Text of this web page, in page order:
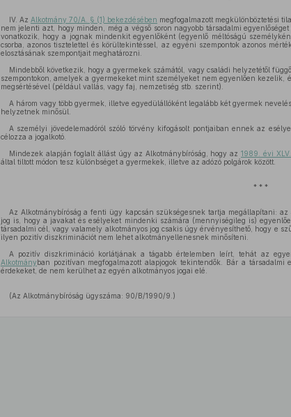
IV. Az Alkotmány 70/A. § (1) bekezdésében megfogalmazott megkülönböztetési
nem jelenti azt, hogy minden, még a végső soron nagyobb társadalmi
vonatkozik, hogy a jognak mindenkit egyenlőként (egyenlő méltóságú
csorba, azonos tisztelettel és körültekintéssel, az egyéni szempontok azonos
elosztásának szempontjait meghatározni.
Mindebből következik, hogy a gyermekek számától, vagy családi helyzetétől
szempontokon, amelyek a gyermekeket mint személyeket nem egyenlően kezelik,
megsértésével (például vallás, vagy faj, nemzetiség stb. szerint).
A három vagy több gyermek, illetve egyedülállóként legalább két gyermek
helyzetnek minősül.
A személyi jövedelemadóról szóló törvény kifogásolt pontjaiban ennek az
célozza a jogalkotó.
Mindezek alapján foglalt állást úgy az Alkotmánybíróság, hogy az 1989. évi
által tiltott módon tesz különbséget a gyermekek, illetve az adózó polgárok között.
* * *
Az Alkotmánybíróság a fenti ügy kapcsán szükségesnek tartja megállapítani:
jog is, hogy a javakat és esélyeket mindenki számára (mennyiségileg is)
társadalmi cél, vagy valamely alkotmányos jog csakis úgy érvényesíthető, hogy e
ilyen pozitív diszkriminációt nem lehet alkotmányellenesnek minősíteni.
A pozitív diszkrimináció korlátjának a tágabb értelemben leírt, tehát az
Alkotmányban pozitívan megfogalmazott alapjogok tekintendők. Bár a
érdekeket, de nem kerülhet az egyén alkotmányos jogai elé.
(Az Alkotmánybíróság ügyszáma: 90/B/1990/9.)